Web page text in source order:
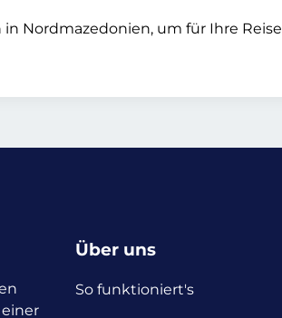
Nordmazedonien, um für Ihre Reise
Über uns
So funktioniert's